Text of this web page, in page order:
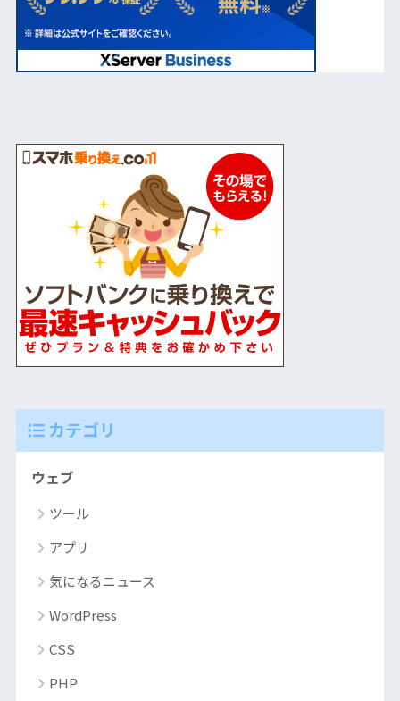
カテゴリ
ウェブ
ツール
アプリ
気になるニュース
WordPress
CSS
PHP